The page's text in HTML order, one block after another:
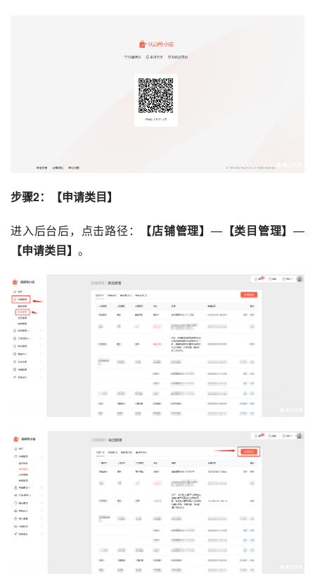
步骤2：【申请类目】
进入后台后，点击路径： 【店铺管理】 —【类目管理】 —
【申请类目】 。